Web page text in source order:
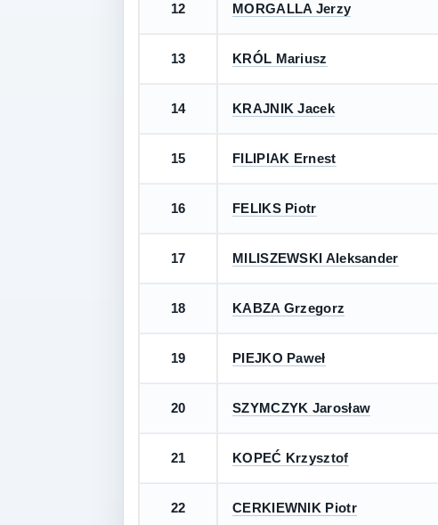
12 MORGALLA Jerzy
13 KRÓL Mariusz
14 KRAJNIK Jacek
15 FILIPIAK Ernest
16 FELIKS Piotr
17 MILISZEWSKI Aleksander
18 KABZA Grzegorz
19 PIEJKO Paweł
20 SZYMCZYK Jarosław
21 KOPEĆ Krzysztof
22 CERKIEWNIK Piotr